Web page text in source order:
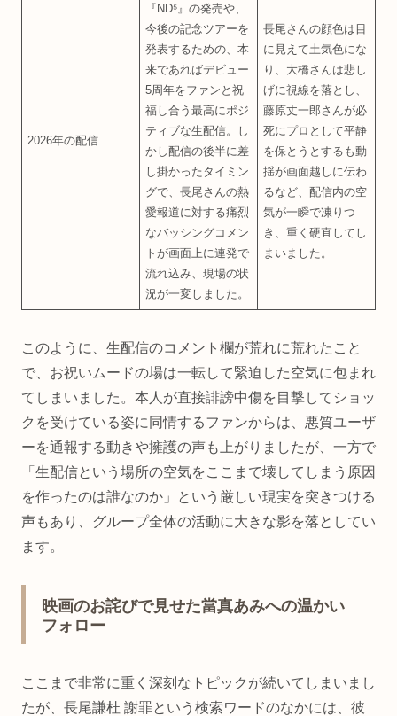
2026年の配信
『ND⁵』の発売や、
今後の記念ツアーを
発表するための、本
来であればデビュー
5周年をファンと祝
福し合う最高にポジ
ティブな生配信。し
かし配信の後半に差
し掛かったタイミン
グで、長尾さんの熱
愛報道に対する痛烈
なバッシングコメン
トが画面上に連発で
流れ込み、現場の状
況が一変しました。
長尾さんの顔色は目
に見えて土気色にな
り、大橋さんは悲し
げに視線を落とし、
藤原丈一郎さんが必
死にプロとして平静
を保とうとするも動
揺が画面越しに伝わ
るなど、配信内の空
気が一瞬で凍りつ
き、重く硬直してし
まいました。
このように、生配信のコメント欄が荒れに荒れたこと
で、お祝いムードの場は一転して緊迫した空気に包まれ
てしまいました。本人が直接誹謗中傷を目撃してショッ
クを受けている姿に同情するファンからは、悪質ユーザ
ーを通報する動きや擁護の声も上がりましたが、一方で
「生配信という場所の空気をここまで壊してしまう原因
を作ったのは誰なのか」という厳しい現実を突きつける
声もあり、グループ全体の活動に大きな影を落としてい
ます。
映画のお詫びで見せた當真あみへの温かい
フォロー
ここまで非常に重く深刻なトピックが続いてしまいまし
たが、長尾謙杜 謝罪という検索ワードのなかには、彼